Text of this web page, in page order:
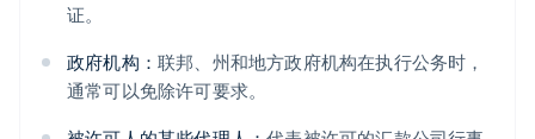
证。
政府机构： 联邦、州和地方政府机构在执行公务时，
通常可以免除许可要求。